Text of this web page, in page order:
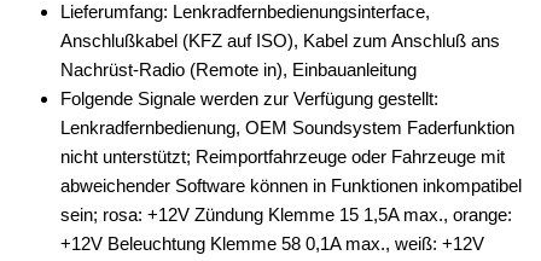
Lieferumfang: Lenkradfernbedienungsinterface,
Anschlußkabel (KFZ auf ISO), Kabel zum Anschluß ans
Nachrüst-Radio (Remote in), Einbauanleitung
Folgende Signale werden zur Verfügung gestellt:
Lenkradfernbedienung, OEM Soundsystem Faderfunktion
nicht unterstützt; Reimportfahrzeuge oder Fahrzeuge mit
abweichender Software können in Funktionen inkompatibel
sein; rosa: +12V Zündung Klemme 15 1,5A max., orange:
+12V Beleuchtung Klemme 58 0,1A max., weiß: +12V